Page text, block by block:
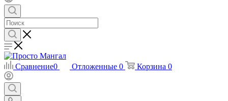
Сравнение0 Отложенные 0 Корзина 0